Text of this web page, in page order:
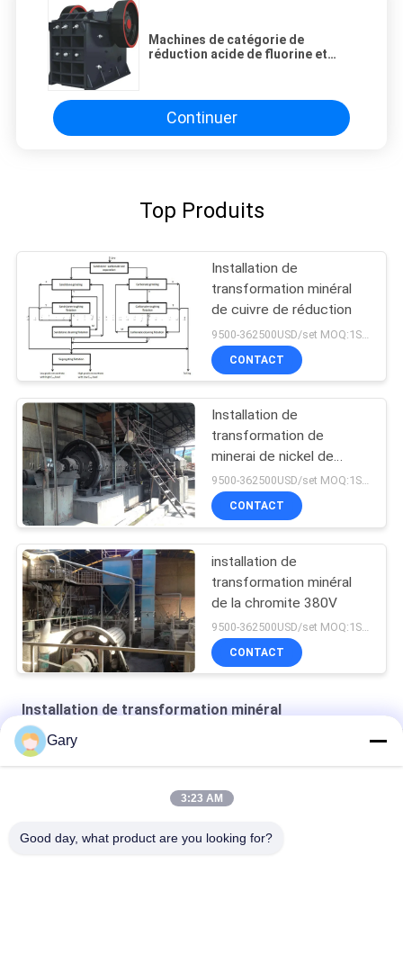
Machines de catégorie de
réduction acide de fluorine et
Continuer
Top Produits
Installation de
transformation minéral
de cuivre de réduction
CONTACT
Installation de
transformation de
minerai de nickel de
flottaison de mélange
9500-362500USD/set MOQ:1SET
CONTACT
installation de
transformation minéral
de la chromite 380V
9500-362500USD/set MOQ:1SET
CONTACT
Installation de transformation minéral
céramiques structurelles en zirconium
Gary
3:23 AM
Good day, what product are you looking for?